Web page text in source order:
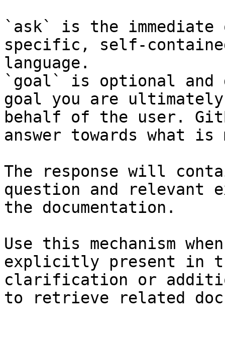
`ask` is the
specific, self-
language.
`goal` is optional and
goal you are
behalf of the user.
answer towards what
The response will
question and relevant
the documentation.
Use this mechanism
explicitly present in
clarification or